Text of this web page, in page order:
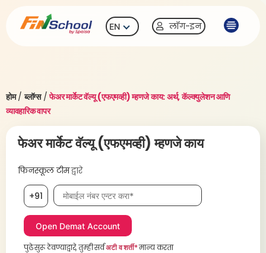
EN लॉग-इन
होम/ब्लॉग्स/फेअर मार्केट वॅल्यू (एफएमव्ही) म्हणजे काय: अर्थ, कॅल्क्युलेशन आणि
व्यावहारिक वापर
फेअर मार्केट वॅल्यू (एफएमव्ही) म्हणजे काय
फिनस्कूल टीमद्वारे
+91 मोबाईल नंबर, आवश्यक
पुढे सुरू ठेवण्याद्वारे, तुम्ही सर्वअटी व शर्ती*मान्य करता